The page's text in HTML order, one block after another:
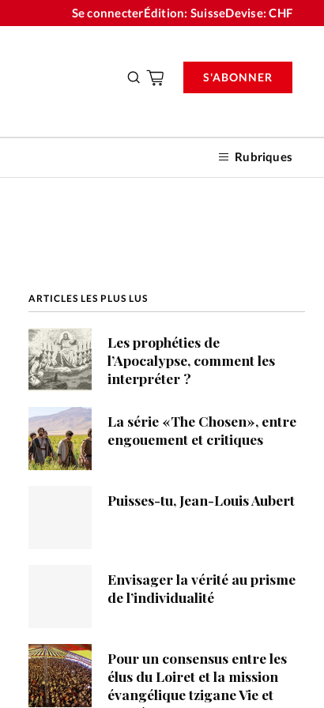
Se connecterÉdition: SuisseDevise:CHF
Rubriques
S'ABONNER
ARTICLES LES PLUS LUS
Les prophéties de
l’Apocalypse, comment les
interpréter ?
La série «The Chosen», entre
engouement et critiques
Puisses-tu, Jean-Louis Aubert
Envisager la vérité au prisme
de l’individualité
Pour un consensus entre les
élus du Loiret et la mission
évangélique tzigane Vie et